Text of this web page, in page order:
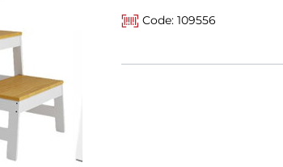
Code: 109556